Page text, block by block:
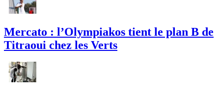
Mercato : l’Olympiakos tient le plan B de
Titraoui chez les Verts